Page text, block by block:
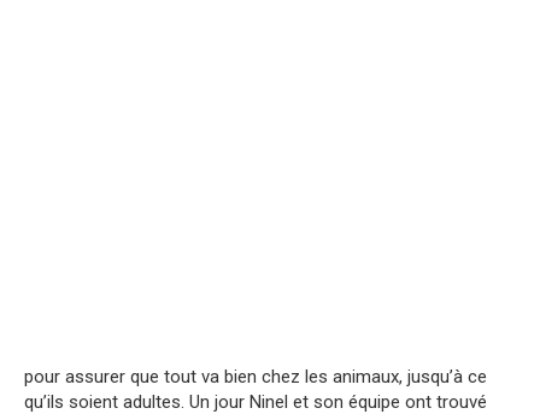
pour assurer que tout va bien chez les animaux, jusqu’à ce
qu’ils soient adultes. Un jour Ninel et son équipe ont trouvé